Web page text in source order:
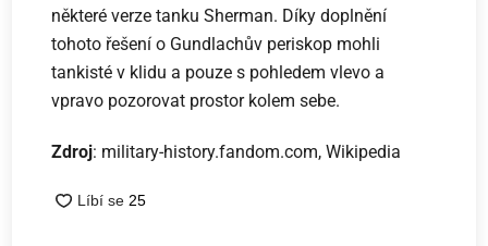
některé verze tanku Sherman. Díky doplnění
tohoto řešení o Gundlachův periskop mohli
tankisté v klidu a pouze s pohledem vlevo a
vpravo pozorovat prostor kolem sebe.
Zdroj: military-history.fandom.com, Wikipedia